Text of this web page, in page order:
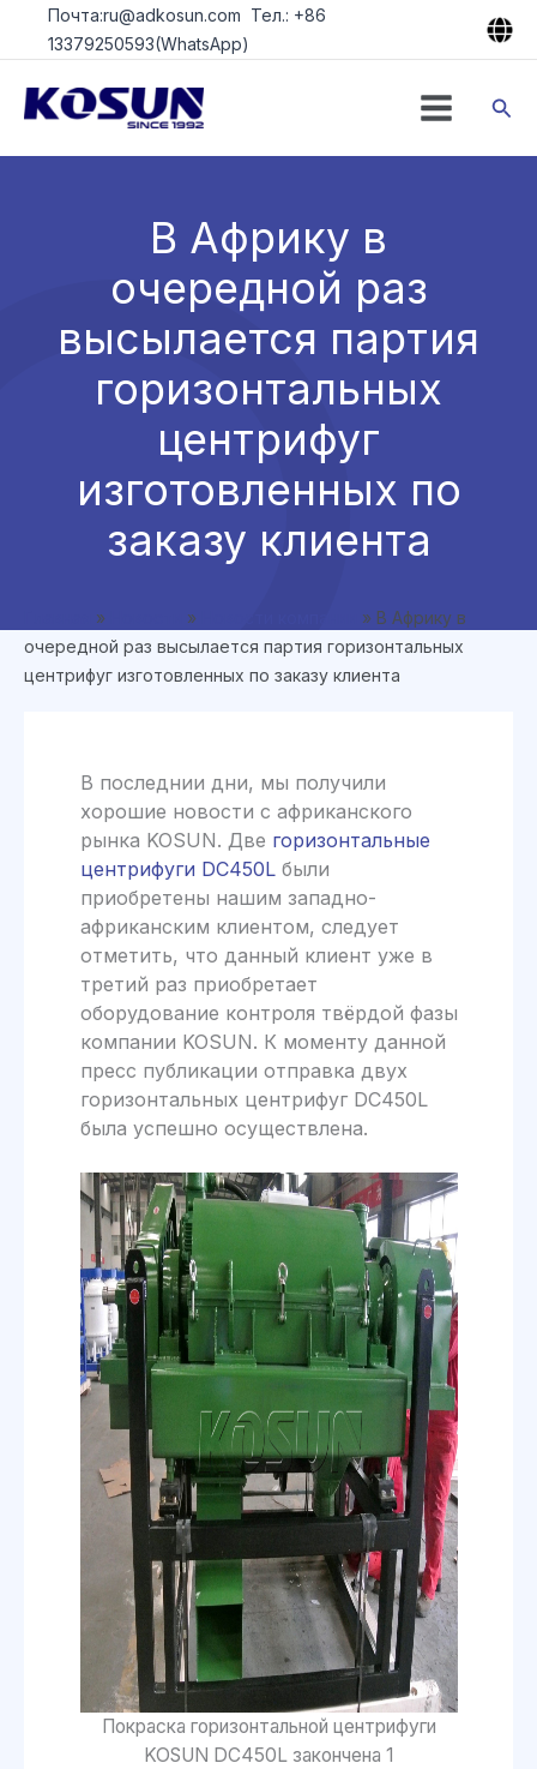
ПерейтиПочта:ru@adkosun.com Тел.: +86
13379250593(WhatsApp)
В Африку в
очередной раз
высылается партия
горизонтальных
центрифуг
изготовленных по
заказу клиента
» » » В Африку в
очередной раз высылается партия горизонтальных
центрифуг изготовленных по заказу клиента
В последнии дни, мы получили
хорошие новости с африканского
рынка KOSUN. Две горизонтальные
центрифуги DC450Lбыли
приобретены нашим западно-
африканским клиентом, следует
отметить, что данный клиент уже в
третий раз приобретает
оборудование контроля твёрдой фазы
компании KOSUN. К моменту данной
пресс публикации отправка двух
горизонтальных центрифуг DC450L
была успешно осуществлена.
Покраска горизонтальной центрифуги
KOSUN DC450L закончена 1